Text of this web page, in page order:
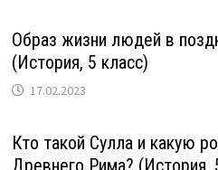
Образ жизни людей в
(История, 5 класс)
17.02.2023
Кто такой Сулла и какую